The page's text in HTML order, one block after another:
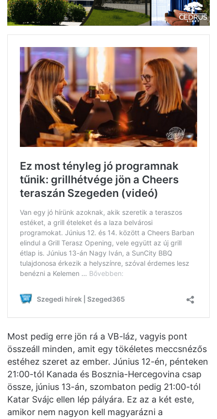
Most pedig erre jön rá a VB-láz, vagyis pont
összeáll minden, amit egy tökéletes meccsnézős
estéhez szeret az ember. Június 12-én, pénteken
21:00-tól Kanada és Bosznia-Hercegovina csap
össze, június 13-án, szombaton pedig 21:00-tól
Katar Svájc ellen lép pályára. Ez az a két este,
amikor nem nagyon kell magyarázni a